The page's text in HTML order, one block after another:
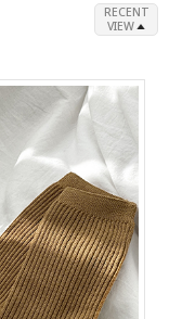
RECENT
VIEW